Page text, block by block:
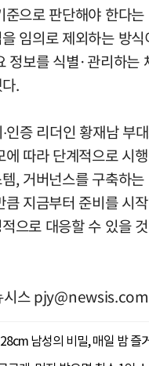
준으로 판단해야 한다
임의로 제외하는 방
정보를 식별·관리하는
.
인증 리더인 황재남 부
에 따라 단계적으로 시
, 거버넌스를 구축하
큼 지금부터 준비를 시
으로 대응할 수 있을
스pjy@newsis.com